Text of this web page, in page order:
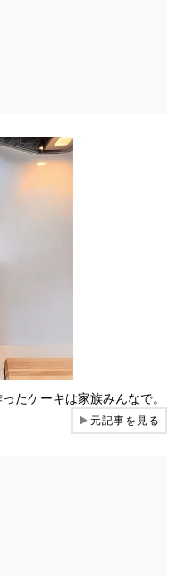
たケーキは家族みんなで。
▶元記事を見る